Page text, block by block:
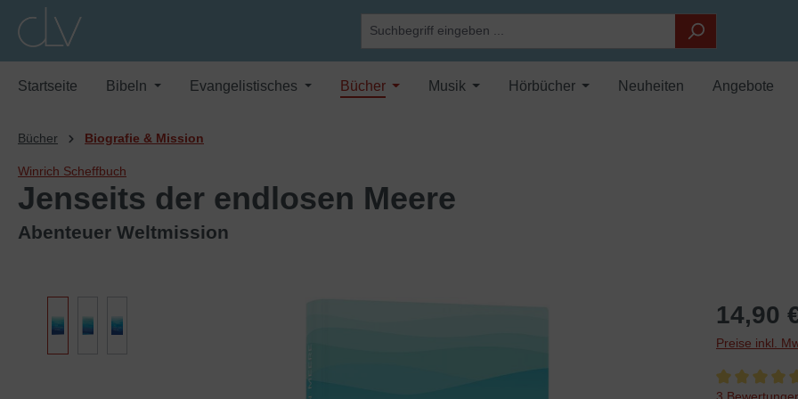
Zur Hauptnavigation springen
Startseite Bibeln Evangelistisches Bücher Musik Hörbücher Neuheiten Angebote
Bücher Biografie & Mission
Winrich Scheffbuch
Jenseits der endlosen Meere
Abenteuer Weltmission
14,90
Preise inkl.
3